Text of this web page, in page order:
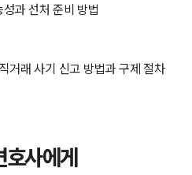
과 선처 준비 방법
거래 사기 신고 방법과 구제 절차
호사에게